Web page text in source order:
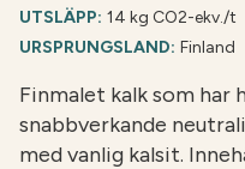
UTSLÄPP: 14 kg CO2-ekv./t
URSPRUNGSLAND: Finland
Finmalet kalk som har
snabbverkande
med vanlig kalsit.